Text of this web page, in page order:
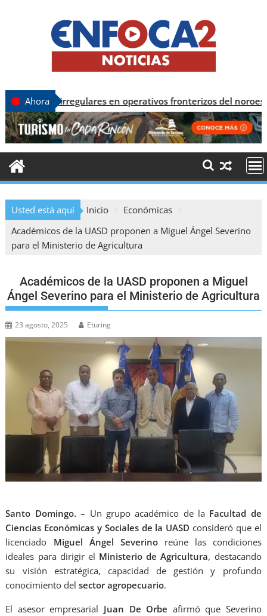
Ahora en operativos fronterizos del noroeste
Usted está aquí Inicio
Económicas
Académicos de la UASD proponen a Miguel Ángel Severino
para el Ministerio de Agricultura
Académicos de la UASD proponen a Miguel
Ángel Severino para el Ministerio de Agricultura
23 agosto, 2025 Eturing
Santo Domingo. – Un grupo académico de la Facultad de
Ciencias Económicas y Sociales de la UASD consideró que el
licenciado Miguel Ángel Severinoreúne las condiciones
ideales para dirigir el Ministerio de Agricultura, destacando
su visión estratégica, capacidad de gestión y profundo
conocimiento delsector agropecuario.
El asesor empresarial Juan De Orbe afirmó que Severino